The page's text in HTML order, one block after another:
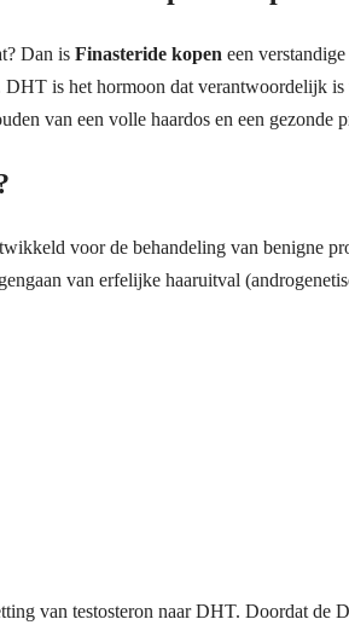
Dan is Finasteride kopen een
is het hormoon dat verantwoordelijk
van een volle haardos en een gezonde
voor de behandeling van benigne
van erfelijke haaruitval
van testosteron naar DHT. Doordat de